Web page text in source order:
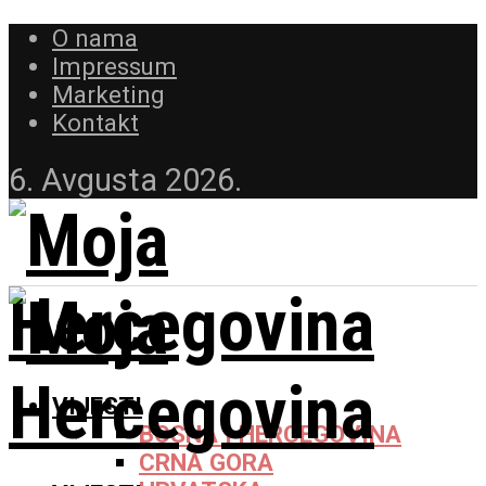
O nama
Impressum
Marketing
Kontakt
6. Avgusta 2026.
VIJESTI
BOSNA I HERCEGOVINA
CRNA GORA